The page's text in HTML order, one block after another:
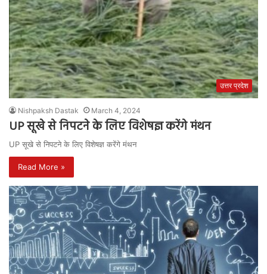
उत्तर प्रदेश
Nishpaksh Dastak March 4, 2024
UP सूखे से निपटने के लिए विशेषज्ञ करेंगे मंथन
UP सूखे से निपटने के लिए विशेषज्ञ करेंगे मंथन
Read More »